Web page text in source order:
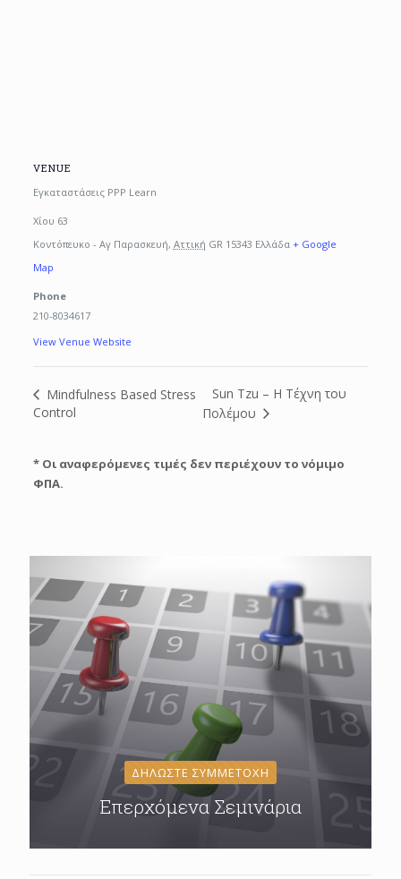
VENUE
Εγκαταστάσεις PPP Learn
Χίου 63
Κοντόπευκο - Αγ Παρασκευή, Αττική GR 15343 Ελλάδα + Google
Map
Phone
210-8034617
View Venue Website
Mindfulness Based Stress
Control
Sun Tzu – Η Τέχνη του
Πολέµου
* Οι αναφερόμενες τιμές δεν περιέχουν το νόμιμο
ΦΠΑ.
ΔΗΛΩΣΤΕ ΣΥΜΜΕΤΟΧΗ
Επερχόμενα Σεμινάρια